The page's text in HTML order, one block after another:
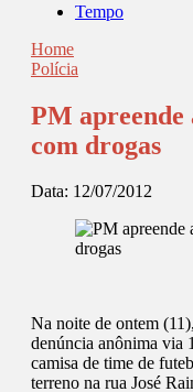
Tempo
Home
Polícia
PM apreende
com drogas
Data: 12/07/2012
Na noite de ontem
denúncia anônima via
camisa de time de
terreno na rua José